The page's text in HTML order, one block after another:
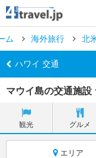
ム 海外旅行 北
ハワイ 交通
マウイ島の交通施設
観光 グルメ
エリア